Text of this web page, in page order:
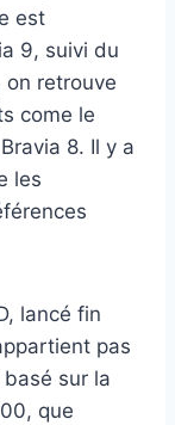
est
9, suivi du
on retrouve
come le
8. Il y a
les
lancé fin
pas
sur la
que